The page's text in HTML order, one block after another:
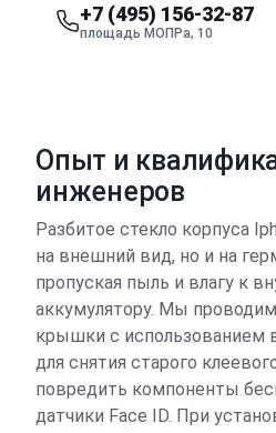
+7 (495) 156-32-87
площадь МОПРа, 10
Опыт и
инженеров
Разбитое стекло корпуса
на внешний вид, но и на
пропуская пыль и влагу к
аккумулятору. Мы
крышки с использованием
для снятия старого
повредить компоненты
датчики Face ID. При